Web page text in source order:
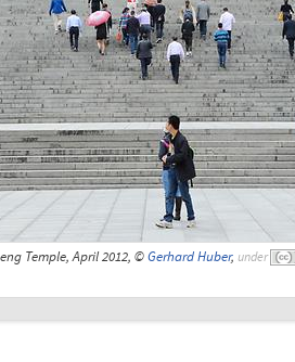
Temple, April 2012, ©Gerhard Huber, under